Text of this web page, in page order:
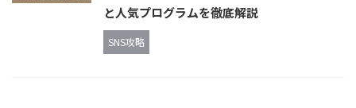
と人気プログラムを徹底解説
SNS攻略